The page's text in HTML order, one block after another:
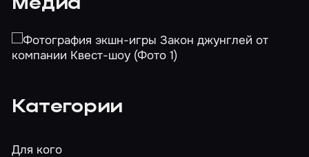
Медиа
Категории
Для кого